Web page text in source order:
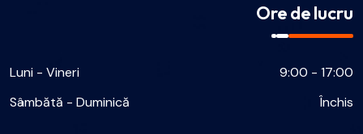
Ore de lucru
Luni - Vineri
9:00 - 17:00
Sâmbătă - Duminică
Închis